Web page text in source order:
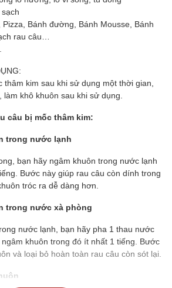
Bánh đường, Bánh Mousse, Bánh
rau câu…
kim sau khi sử dụng một thời gian,
khô khuôn sau khi sử dụng.
câu bị mốc thâm kim:
trong nước lạnh
bạn hãy ngâm khuôn trong nước lạnh
Bước này giúp rau câu còn dính trong
tróc ra dễ dàng hơn.
trong nước xà phòng
nước lạnh, bạn hãy pha 1 thau nước
khuôn trong đó ít nhất 1 tiếng. Bước
và loại bỏ hoàn toàn rau câu còn sót lại.